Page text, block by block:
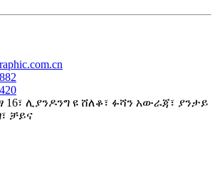
16፣ ሊያንዶንግ ዩ ሸለቆ፣ ፉሻን አውራጃ፣ ያንታይ
ቻይና